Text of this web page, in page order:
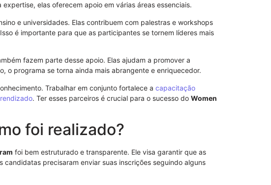
elas oferecem apoio em várias áreas essenciais.
e universidades. Elas contribuem com palestras e workshops
é importante para que as participantes se tornem líderes mais
fazem parte desse apoio. Elas ajudam a promover a
o programa se torna ainda mais abrangente e enriquecedor.
Trabalhar em conjunto fortalece a capacitação
. Ter esses parceiros é crucial para o sucesso do Women
foi realizado?
foi bem estruturado e transparente. Ele visa garantir que as
candidatas precisaram enviar suas inscrições seguindo alguns